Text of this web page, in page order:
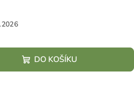
DO KOŠÍKU